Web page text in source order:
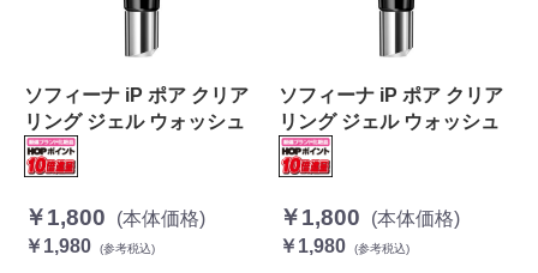
ソフィーナ iP ポア クリア
リング ジェル ウォッシュ
￥1,800
(本体価格)
￥1,980
(参考税込)
ソフィーナ iP ポア クリア
リング ジェル ウォッシュ
￥1,800
(本体価格)
￥1,980
(参考税込)